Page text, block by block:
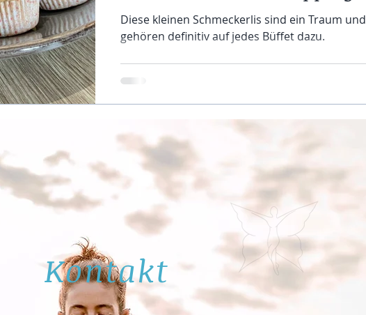
Diese kleinen Schmeckerlis sind ein Traum und
gehören definitiv auf jedes Büffet dazu.
Kontakt